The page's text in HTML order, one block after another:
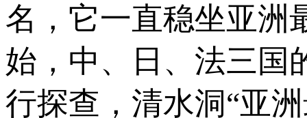
名，它一直稳坐亚洲
始，中、日、法三国
行探查，清水洞“亚